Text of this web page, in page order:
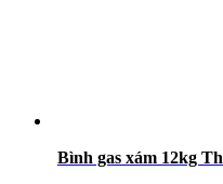
Bình gas xám 12kg